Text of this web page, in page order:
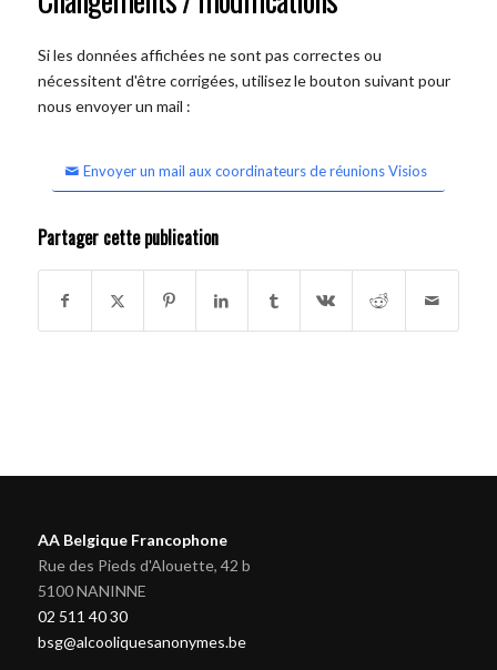
Si les données affichées ne sont pas correctes ou
nécessitent d'être corrigées, utilisez le bouton suivant pour
nous envoyer un mail :
Envoyer un mail aux coordinateurs de réunions Visios
Partager cette publication
AA Belgique Francophone
Rue des Pieds d'Alouette, 42 b
5100 NANINNE
02 511 40 30
bsg@alcooliquesanonymes.be